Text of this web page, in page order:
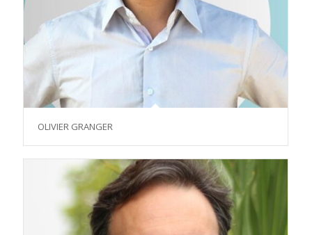
OLIVIER GRANGER